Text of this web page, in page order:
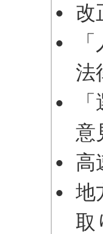
改
法
意
高
地
取